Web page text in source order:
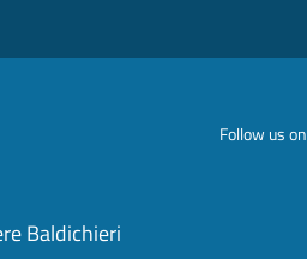
Follow us on
Baldichieri